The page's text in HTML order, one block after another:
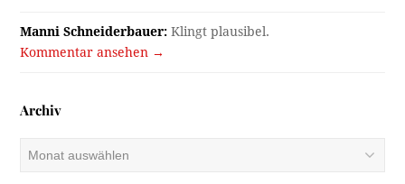
Manni Schneiderbauer: Klingt plausibel.
Kommentar ansehen →
Archiv